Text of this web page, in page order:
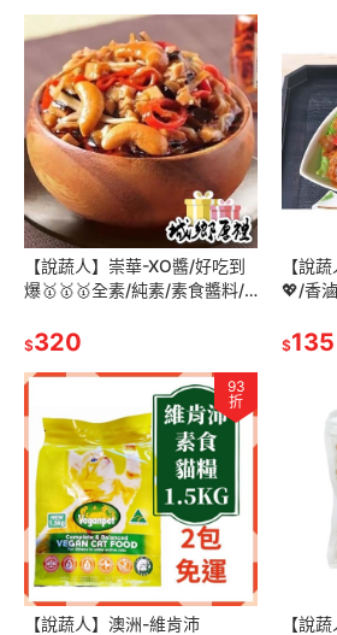
【說蔬人】崇華-XO醬/好吃到
爆🥇🥇🥇全素/純素/素食醬料/
華齊/崇華
$320
【說
💖/香
美食/
$135
93
折
【說蔬人】澳洲-維肯沛
【說